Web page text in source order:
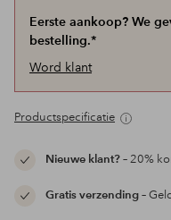
Eerste aankoop? We
bestelling.*
Word klant
Productspecificatie
Nieuwe klant?– 20%
Gratis verzending–